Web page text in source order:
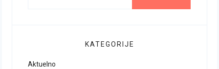
KATEGORIJE
Aktuelno